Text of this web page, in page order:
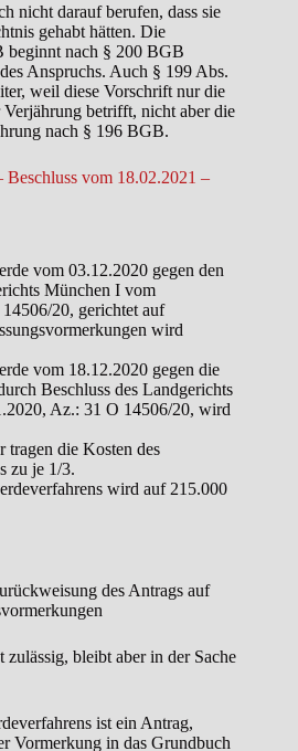
nicht darauf berufen, dass sie
gehabt hätten. Die
beginnt nach § 200 BGB
Anspruchs. Auch § 199 Abs.
weil diese Vorschrift nur die
betrifft, nicht aber die
nach § 196 BGB.
vom 18.02.2021 –
vom 03.12.2020 gegen den
München I vom
20, gerichtet auf
wird
vom 18.12.2020 gegen die
Beschluss des Landgerichts
Az.: 31 O 14506/20, wird
tragen die Kosten des
zu je 1/3.
wird auf 215.000
des Antrags auf
bleibt aber in der Sache
ist ein Antrag,
Vormerkung in das Grundbuch